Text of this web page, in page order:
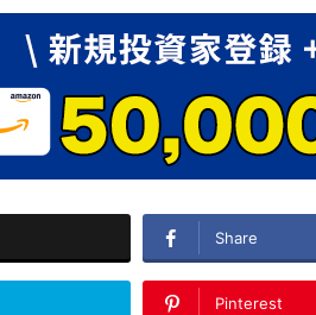
Share
Pinterest